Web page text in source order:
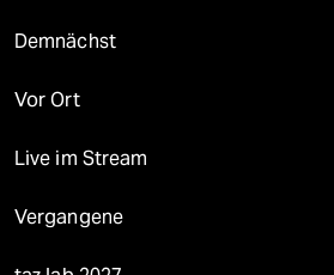
Demnächst
Vor Ort
Live im Stream
Vergangene